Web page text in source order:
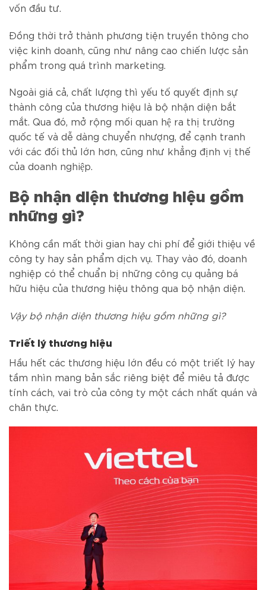
vốn đầu tư.
Đồng thời trở thành phương tiện truyền thông cho
việc kinh doanh, cũng như nâng cao chiến lược sản
phẩm trong quá trình marketing.
Ngoài giá cả, chất lượng thì yếu tố quyết định sự
thành công của thương hiệu là bộ nhận diện bắt
mắt. Qua đó, mở rộng mối quan hệ ra thị trường
quốc tế và dễ dàng chuyển nhượng, để cạnh tranh
với các đối thủ lớn hơn, cũng như khẳng định vị thế
của doanh nghiệp.
Bộ nhận diện thương hiệu gồm
những gì?
Không cần mất thời gian hay chi phí để giới thiệu về
công ty hay sản phẩm dịch vụ. Thay vào đó, doanh
nghiệp có thể chuẩn bị những công cụ quảng bá
hữu hiệu của thương hiệu thông qua bộ nhận diện.
Vậy bộ nhận diện thương hiệu gồm những gì?
Triết lý thương hiệu
Hầu hết các thương hiệu lớn đều có một triết lý hay
tầm nhìn mang bản sắc riêng biệt để miêu tả được
tính cách, vai trò của công ty một cách nhất quán và
chân thực.